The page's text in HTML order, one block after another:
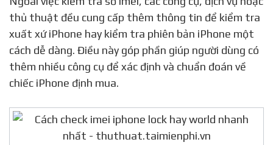
thủ thuật đều cung cấp thêm thông tin để kiểm tra
xuất xứ iPhone hay kiểm tra phiên bản iPhone một
cách dễ dàng. Điều này góp phần giúp người dùng có
thêm nhiều công cụ để xác định và chuẩn đoán về
chiếc iPhone định mua.